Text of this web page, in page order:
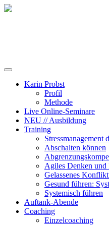
Karin Probst
Profil
Methode
Live Online-Seminare
NEU // Ausbildung
Training
Stressmanagement
Abschalten können
Agiles Denken und
Gelassenes
Gesund führen:
Systemisch führen
Auftank-Abende
Coaching
Einzelcoaching